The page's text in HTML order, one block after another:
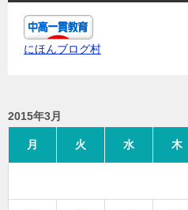
にほんブログ村
2015年3月
月 火 水 木